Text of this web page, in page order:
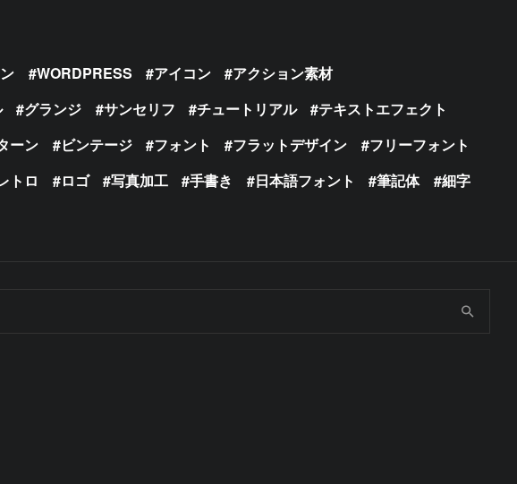
WORDPRESS アイコン
アクション素材
グランジ サンセリフ チュートリアル
テキストエフェクト
ーン ビンテージ フォント フラットデザイン
フリーフォント
トロ ロゴ 写真加工 手書き 日本語フォント 筆記体
細字